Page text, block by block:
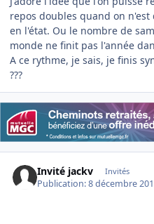
repos doubles quand on
en l'état. Ou le nombre de
monde ne finit pas l'année
A ce rythme, je sais, je finis
???
Invité jackv Invités
Publication:8 décembre